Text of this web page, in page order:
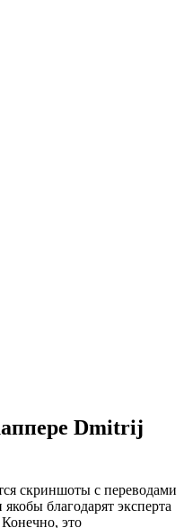
Dmitrij
скриншоты с переводами
благодарят эксперта
это